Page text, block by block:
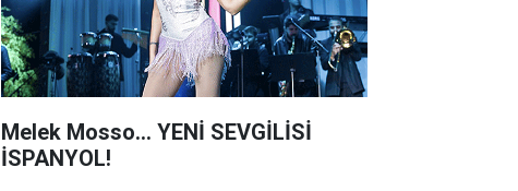
Melek Mosso... YENİ SEVGİLİSİ
İSPANYOL!